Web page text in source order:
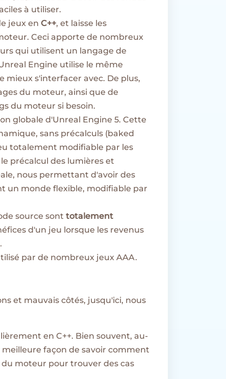
à utiliser.
jeux en C++, et laisse les
Ceci apporte de nombreux
qui utilisent un langage de
Engine utilise le même
mieux s'interfacer avec. De plus,
du moteur, ainsi que de
du moteur si besoin.
globale d'Unreal Engine 5. Cette
sans précalculs (baked
totalement modifiable par les
précalcul des lumières et
nous permettant d'avoir des
un monde flexible, modifiable par
source sont totalement
d'un jeu lorsque les revenus
par de nombreux jeux AAA.
et mauvais côtés, jusqu'ici, nous
en C++. Bien souvent, au-
meilleure façon de savoir comment
moteur pour trouver des cas